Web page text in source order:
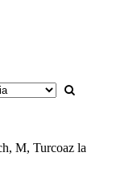
M, Turcoaz la